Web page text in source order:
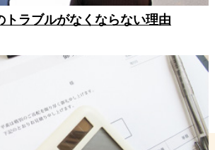
トラブルがなくならない理由